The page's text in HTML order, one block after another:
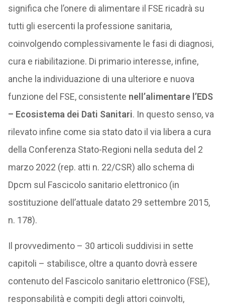
significa che l’onere di alimentare il FSE ricadrà su
tutti gli esercenti la professione sanitaria,
coinvolgendo complessivamente le fasi di diagnosi,
cura e riabilitazione. Di primario interesse, infine,
anche la individuazione di una ulteriore e nuova
funzione del FSE, consistente nell’alimentare l’EDS
– Ecosistema dei Dati Sanitari. In questo senso, va
rilevato infine come sia stato dato il via libera a cura
della Conferenza Stato-Regioni nella seduta del 2
marzo 2022 (rep. atti n. 22/CSR) allo schema di
Dpcm sul Fascicolo sanitario elettronico (in
sostituzione dell’attuale datato 29 settembre 2015,
n. 178).
Il provvedimento – 30 articoli suddivisi in sette
capitoli – stabilisce, oltre a quanto dovrà essere
contenuto del Fascicolo sanitario elettronico (FSE),
responsabilità e compiti degli attori coinvolti,